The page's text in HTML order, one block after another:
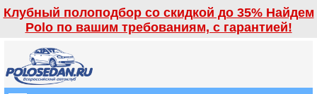
Клубный полоподбор со скидкой до 35% Найдем
Polo по вашим требованиям, с гарантией!